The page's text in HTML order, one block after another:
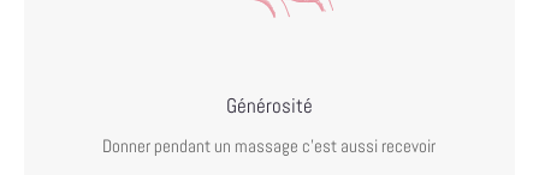
Générosité
Donner pendant un massage c’est aussi recevoir